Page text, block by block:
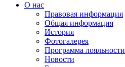
О нас
Правовая информация
Общая информация
История
Фотогалерея
Программа лояльности
Новости